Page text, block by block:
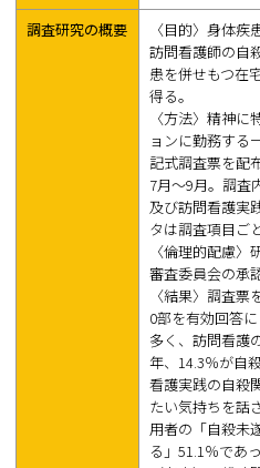
調査研究の概要
〈目的〉身体
訪問看護師の自
患を併せもつ在
得る。
〈方法〉精神
ョンに勤務する
記式調査票を配
7月～9月。調査
及び訪問看護実
タは調査項目ご
〈倫理的配慮
審査委員会の承
〈結果〉調査
0部を有効回答
多く、訪問看護
年、14.3％が自
看護実践の自殺
たい気持ちを話
用者の「自殺未
る」51.1％であっ